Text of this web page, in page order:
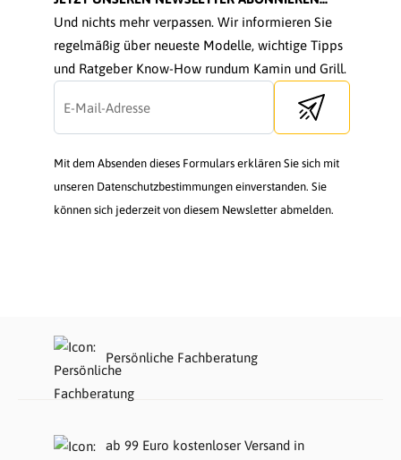
Und nichts mehr verpassen. Wir informieren Sie
regelmäßig über neueste Modelle, wichtige Tipps
und Ratgeber Know-How rundum Kamin und Grill.
Send newsletter
Mit dem Absenden dieses Formulars erklären Sie sich mit
unseren Datenschutzbestimmungen einverstanden. Sie
können sich jederzeit von diesem Newsletter abmelden.
Persönliche Fachberatung
ab 99 Euro kostenloser Versand in